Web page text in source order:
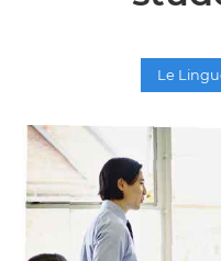
Le